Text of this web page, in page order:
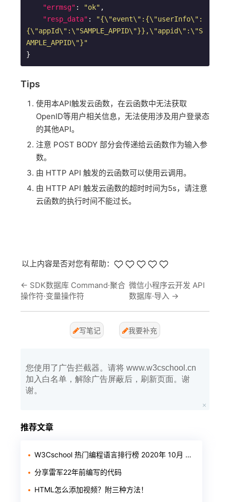
"errmsg" : "ok" ,
"resp_data" :
"{\"event\":{\"userInfo\":
{\"appId\":\"SAMPLE_APPID\"}},\"appid\":\"S
AMPLE_APPID\"}"
Tips
使用本API触发云函数，在云函数中无法获取
OpenID等用户相关信息，无法使用涉及用户登录态
的其他API。
注意 POST BODY 部分会传递给云函数作为输入参
数。
由 HTTP API 触发的云函数可以使用云调用。
由 HTTP API 触发云函数的超时时间为5s，请注意
云函数的执行时间不能过长。
以上内容是否对您有帮助：
← SDK数据库 Command·聚合
操作符·变量操作符
微信小程序云开发 API
数据库·导入 →
写笔记 我要补充
您使用了广告拦截器。请将 www.w3cschool.cn
加入白名单，解除广告屏蔽后，刷新页面。谢
谢。
推荐文章
W3Cschool 热门编程语言排行榜 2020年 10月 TOP10
分享雷军22年前编写的代码
HTML怎么添加视频？附三种方法！